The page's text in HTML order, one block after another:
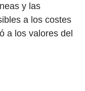
y las
a los costes
a los valores del